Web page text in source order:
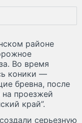
районе
Во время
коники —
бревна, после
на проезжей
край”.
серьезную